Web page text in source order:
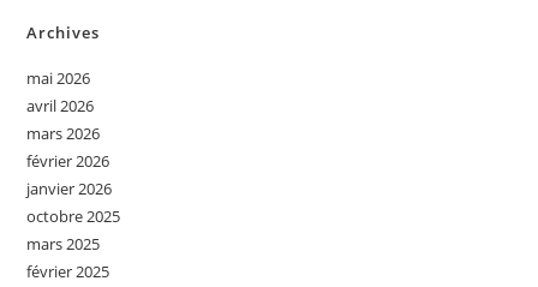
Archives
mai 2026
avril 2026
mars 2026
février 2026
janvier 2026
octobre 2025
mars 2025
février 2025